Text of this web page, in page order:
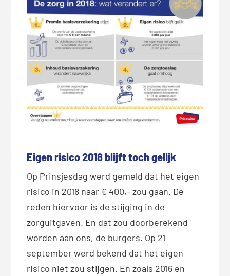
Eigen risico 2018 blijft toch gelijk
Op Prinsjesdag werd gemeld dat het eigen
risico in 2018 naar € 400,- zou gaan. De
reden hiervoor is de stijging in de
zorguitgaven. En dat zou doorberekend
worden aan ons, de burgers. Op 21
september werd bekend dat het eigen
risico niet zou stijgen. En zoals 2016 en